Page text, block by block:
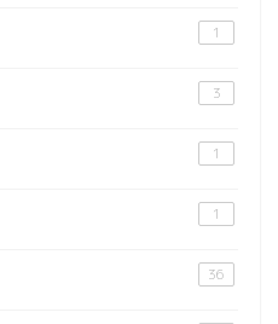
1
3
1
1
36